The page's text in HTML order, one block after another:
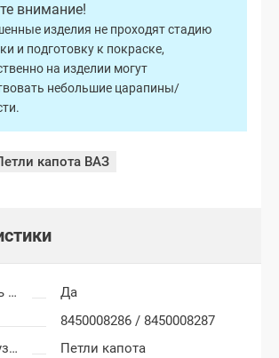
внимание!
изделия не проходят стадию
и подготовку к покраске,
на изделии могут
небольшие царапины/
капота ВАЗ
Допустимость мелких царапин
Да
8450008286 / 8450008287
Компонент кузова
Петли капота